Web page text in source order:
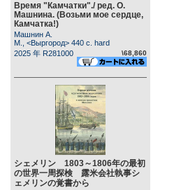
Время "Камчатки"./ ред. О.
Машнина. (Возьми мое сердце,
Камчатка!)
Машнин А.
М., <Выргород> 440 c. hard
2025 年 R281000
\68,860
シェメリン 1803～1806年の最初
の世界一周探検 露米会社執事シ
ェメリンの覚書から